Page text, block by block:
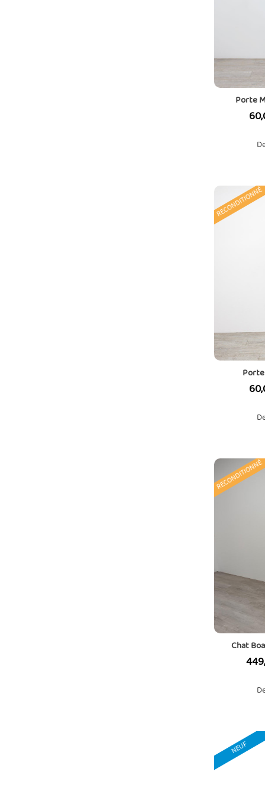
Porte
Prix
RECONDITIONNÉ
Prix
RECONDITIONNÉ
Chat
Prix
NEUF